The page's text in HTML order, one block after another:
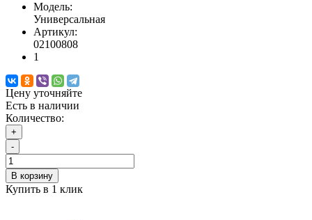
Модель:
Универсальная
Артикул:
02100808
1
Цену уточняйте
Есть в наличии
Количество:
+
-
В корзину
Купить в 1 клик